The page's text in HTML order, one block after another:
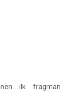
ilk fragman